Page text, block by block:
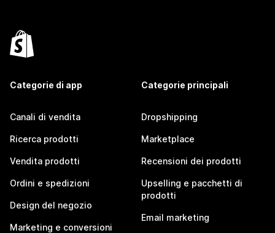
Categorie di app
Canali di vendita
Ricerca prodotti
Vendita prodotti
Ordini e spedizioni
Design del negozio
Marketing e conversioni
Categorie principali
Dropshipping
Marketplace
Recensioni dei prodotti
Upselling e pacchetti di
prodotti
Email marketing